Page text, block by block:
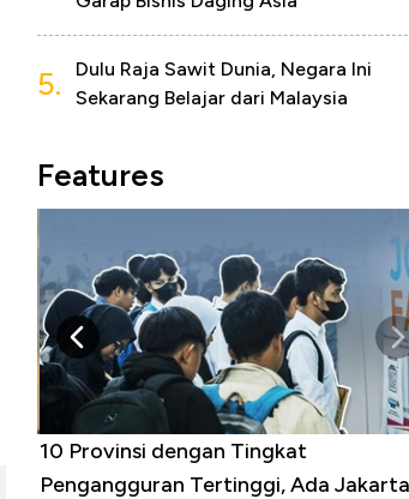
5.
Dulu Raja Sawit Dunia, Negara Ini
Sekarang Belajar dari Malaysia
Features
10 Provinsi dengan Tingkat
Pengangguran Tertinggi, Ada Jakarta